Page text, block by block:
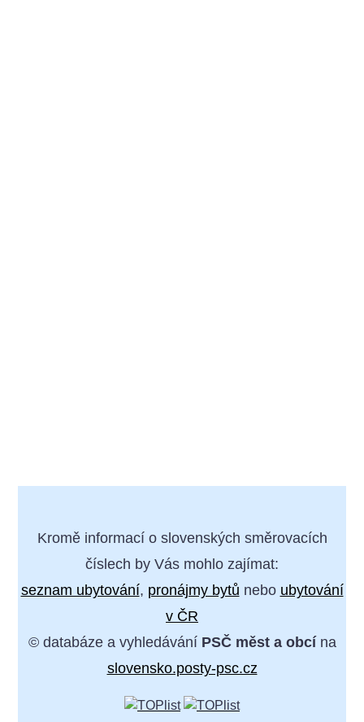
Kromě informací o slovenských směrovacích
číslech by Vás mohlo zajímat:
seznam ubytování, pronájmy bytů nebo ubytování
v ČR
© databáze a vyhledávání PSČ měst a obcína
slovensko.posty-psc.cz